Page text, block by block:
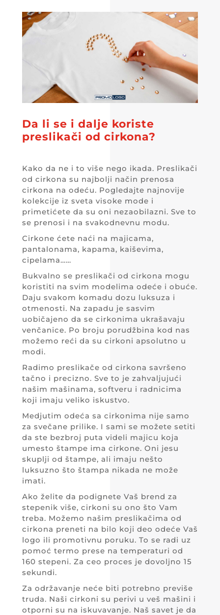
Da li se i dalje koriste
preslikači od cirkona?
Kako da ne i to više nego ikada. Preslikači
od cirkona su najbolji način prenosa
cirkona na odeću. Pogledajte najnovije
kolekcije iz sveta visoke mode i
primetićete da su oni nezaobilazni. Sve to
se prenosi i na svakodnevnu modu.
Cirkone ćete naći na majicama,
pantalonama, kapama, kaiševima,
cipelama……
Bukvalno se preslikači od cirkona mogu
koristiti na svim modelima odeće i obuće.
Daju svakom komadu dozu luksuza i
otmenosti. Na zapadu je sasvim
uobičajeno da se cirkonima ukrašavaju
venčanice. Po broju porudžbina kod nas
možemo reći da su cirkoni apsolutno u
modi.
Radimo preslikače od cirkona savršeno
tačno i precizno. Sve to je zahvaljujući
našim mašinama, softveru i radnicima
koji imaju veliko iskustvo.
Medjutim odeća sa cirkonima nije samo
za svečane prilike. I sami se možete setiti
da ste bezbroj puta videli majicu koja
umesto štampe ima cirkone. Oni jesu
skuplji od štampe, ali imaju nešto
luksuzno što štampa nikada ne može
imati.
Ako želite da podignete Vaš brend za
stepenik više, cirkoni su ono što Vam
treba. Možemo našim preslikačima od
cirkona preneti na bilo koji deo odeće Vaš
logo ili promotivnu poruku. To se radi uz
pomoć termo prese na temperaturi od
160 stepeni. Za ceo proces je dovoljno 15
sekundi.
Za održavanje neće biti potrebno previše
truda. Naši cirkoni su perivi u veš mašini i
otporni su na iskuvavanje. Naš savet je da